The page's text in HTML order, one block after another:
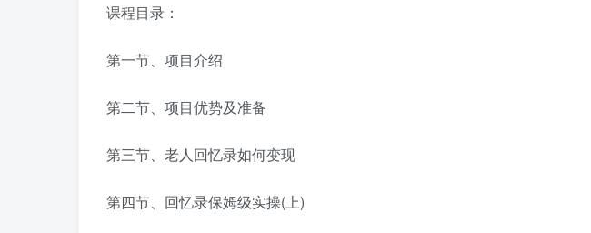
课程目录：
第一节、项目介绍
第二节、项目优势及准备
第三节、老人回忆录如何变现
第四节、回忆录保姆级实操(上)